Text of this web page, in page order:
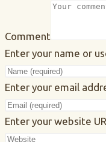
Comment
Enter your name or
Enter your email
Enter your website